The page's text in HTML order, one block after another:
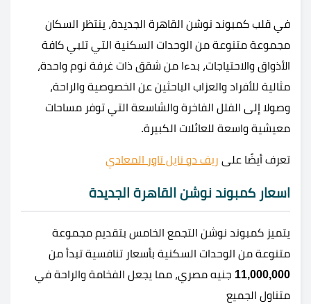
في قلب كمبوند نوشن القاهرة الجديدة، ينتظر السكان
مجموعة متنوعة من الوحدات السكنية التي تلبي كافة
الأذواق والاحتياجات، بدءا من شقق ذات غرفة نوم واحدة،
مثالية للأفراد والعزاب الباحثين عن الخصوصية والراحة،
وصولا إلى الفلل الفاخرة والشاسعة التي توفر مساحات
معيشية واسعة للعائلات الكبيرة.
تعرف أيضًا على ريف دو نايل تاور المعادي
اسعار كمبوند نوشن القاهرة الجديدة
يتميز كمبوند نوشن التجمع الخامس بتقديم مجموعة
متنوعة من الوحدات السكنية بأسعار تنافسية تبدأ من
11,000,000 جنيه مصري، مما يجعل الفخامة والراحة في
متناول الجميع